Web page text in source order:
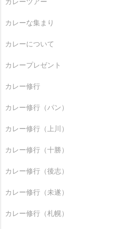
カレーな集まり
カレーについて
カレープレゼント
カレー修行
カレー修行（パン）
カレー修行（上川）
カレー修行（十勝）
カレー修行（後志）
カレー修行（未遂）
カレー修行（札幌）